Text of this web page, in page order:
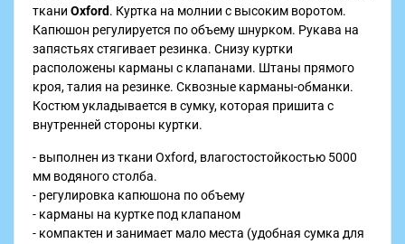
ткани Oxford. Куртка на молнии с высоким воротом.
Капюшон регулируется по объему шнурком. Рукава на
запястьях стягивает резинка. Снизу куртки
расположены карманы с клапанами. Штаны прямого
кроя, талия на резинке. Сквозные карманы-обманки.
Костюм укладывается в сумку, которая пришита с
внутренней стороны куртки.
- выполнен из ткани Oxford, влагостостойкостью 5000
мм водяного столба.
- регулировка капюшона по объему
- карманы на куртке под клапаном
- компактен и занимает мало места (удобная сумка для